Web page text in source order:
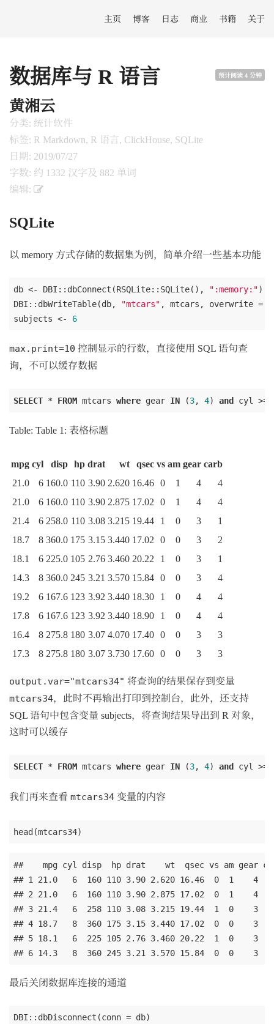
主页 博客 日志 商业 书籍 关于
预计阅读 4 分钟
数据库与 R 语言
黄湘云
分类: 统计软件
标签: R Markdown, R 语言, ClickHouse, SQLite
日期: 2019/07/27
字数: 约 1332 汉字及 882 单词
编辑:
SQLite
以 memory 方式存储的数据集为例，简单介绍一些基本功能
db <- DBI::dbConnect(RSQLite::SQLite(), ":memory:")
DBI::dbWriteTable(db,
"mtcars" , mtcars, overwrite =
subjects <- 6
max.print=10 控制显示的行数，直接使用 SQL 语句查
询，不可以缓存数据
SELECT * FROM mtcars where gear IN (3, 4) and
Table: Table 1: 表格标题
mpgcyl disp hpdrat wt qsecvsamgearcarb
21.0
6 160.0 110 3.902.620 16.46 0 1 4
4
21.0
6 160.0 110 3.902.875 17.02 0 1 4
4
21.4
6258.0 110 3.083.215 19.44 1 0 3
1
18.7
8360.0 175 3.153.440 17.02 0 0 3
2
18.1
6225.0 105 2.763.46020.22 1 0 3
1
14.3
8360.0245 3.21 3.570 15.84 0 0 3
4
19.2
6 167.6 123 3.923.440 18.30 1 0 4
4
17.8
6 167.6 123 3.923.440 18.90 1 0 4
4
16.4
8275.8 180 3.074.070 17.40 0 0 3
3
17.3
8275.8 180 3.073.730 17.60 0 0 3 3
output.var="mtcars34" 将查询的结果保存到变量
mtcars34，此时不再输出打印到控制台，此外，还支持
SQL 语句中包含变量 subjects，将查询结果导出到 R 对象，
这时可以缓存
SELECT * FROM mtcars where gear IN (3, 4) and
我们再来查看 mtcars34 变量的内容
##    mpg cyl disp  hp drat    wt  qsec vs am gear
## 1 21.0   6  160 110 3.90 2.620 16.46  0  1    4
## 2 21.0   6  160 110 3.90 2.875 17.02  0  1    4
## 3 21.4   6  258 110 3.08 3.215 19.44  1  0    3
## 4 18.7   8  360 175 3.15 3.440 17.02  0  0    3
## 5 18.1   6  225 105 2.76 3.460 20.22  1  0    3
最后关闭数据库连接的通道